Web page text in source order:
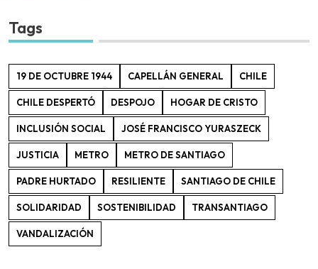
Tags
19 DE OCTUBRE 1944 CAPELLÁN GENERAL CHILE
CHILE DESPERTÓ DESPOJO HOGAR DE CRISTO
INCLUSIÓN SOCIAL JOSÉ FRANCISCO YURASZECK
JUSTICIA METRO METRO DE SANTIAGO
PADRE HURTADO RESILIENTE SANTIAGO DE CHILE
SOLIDARIDAD SOSTENIBILIDAD TRANSANTIAGO
VANDALIZACIÓN